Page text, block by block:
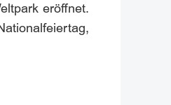
eröffnet.